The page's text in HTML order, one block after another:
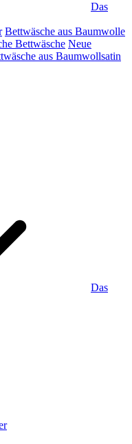
Das
Bettwäsche aus Baumwolle
Bettwäsche Neue
aus Baumwollsatin
Das